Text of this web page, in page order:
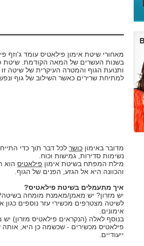
מאחורי שיטת אימון פילאטיס עומד
בשנות העשרים של המאה הקודמת. שיטת
ותנועת הגוף והמטרה העיקרית של שיטה
למתיחת שרירים כאשר השילוב של גוף
מדובר באימון כושר לכל דבר תוך כדי
נשימות סדירות, גמישות וכוח.
מילת המפתח בשיטת אימון פילאטיס
והכוונה היא אל הגזע, הפנים של הגוף.
איך מתעמלים בשיטת פילאטיס?
יש מזרון? יש מאמן/מאמנת מומחה
לשיטה מצטרפים מכשירי עזר נוספים כגון
אימונים.
בנוסף לאלה (הנקראים פילאטיס מזרון)
פילאטיס מכשירים - שכשמה כן היא, אותה
ייעודיים.